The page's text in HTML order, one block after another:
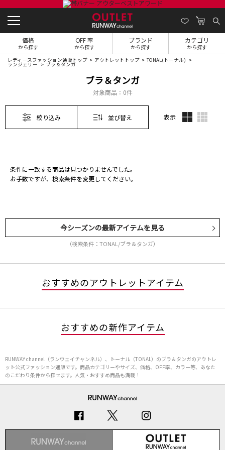
価格
から探す
OFF 率
から探す
ブランド
から探す
カテゴリ
から探す
レディースファッション通販トップ アウトレットトップ TONAL(トーナル)
ランジェリー ブラ＆タンガ
ブラ＆タンガ
対象商品： 0件
絞り込み 並び替え 表示
条件に一致する商品は見つかりませんでした。
お手数ですが、検索条件を変更してください。
今シーズンの最新アイテムを見る
（検索条件：TONAL/ブラ＆タンガ）
おすすめのアウトレットアイテム
おすすめの新作アイテム
RUNWAY channel（ランウェイチャンネル）、トーナル（TONAL）のブラ＆タンガのアウトレ
ット公式ファッション通販です。商品カテゴリーやサイズ、価格、OFF率、カラー等、あなた
のこだわり条件から探せます。人気・おすすめ商品も満載！